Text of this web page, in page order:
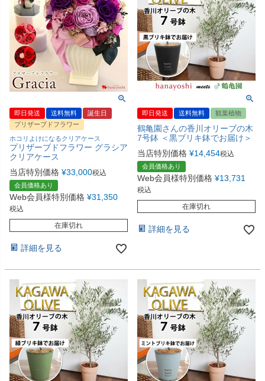
即日発送 送料無料
誕生日
プリザーブドフラワー
ホコリよけになるクリアケース
プリザーブドフラワー グラシア
クリアケース
当店特別価格 ¥33,000税込
会員価格あり
Web会員様特別価格 ¥31,350
税込
在庫切れ
詳細を見る
即日発送 送料無料 観葉植物
鶴亀園さんの香川オリーブの木
7号鉢 ＜黒ブリキ鉢でお届け＞
当店特別価格 ¥14,454税込
会員価格あり
Web会員様特別価格 ¥13,731
税込
在庫切れ
詳細を見る